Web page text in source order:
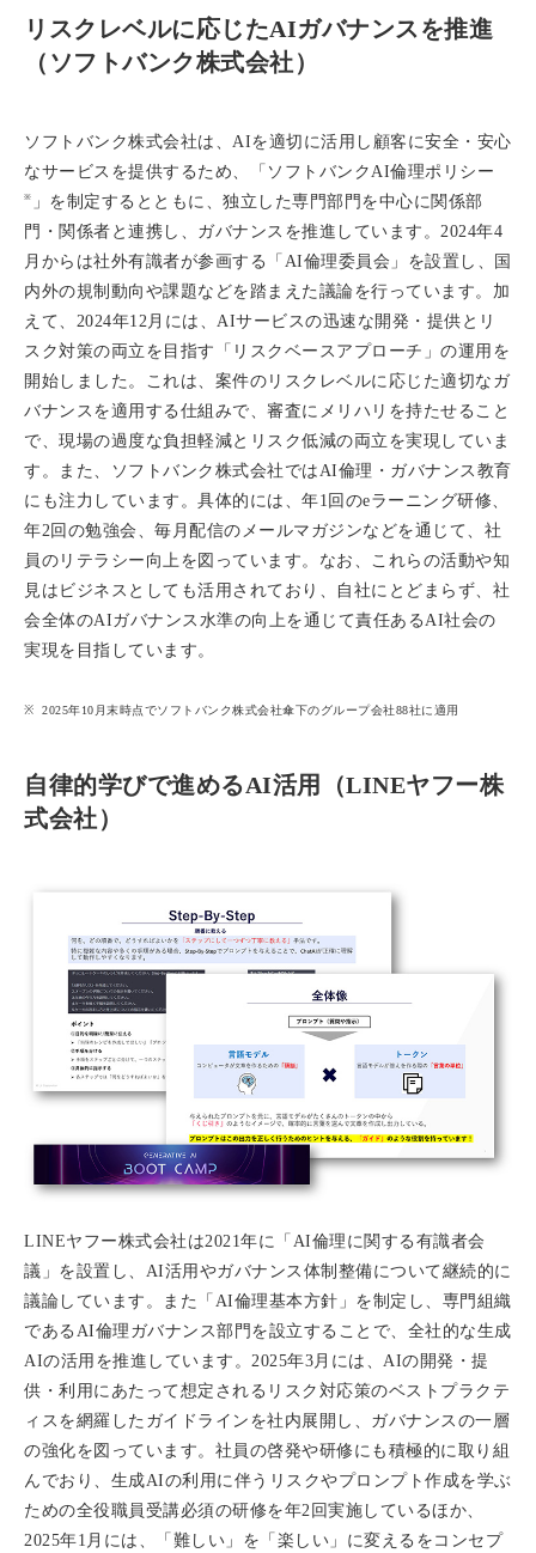
リスクレベルに応じたAIガバナンスを推進
（ソフトバンク株式会社）
ソフトバンク株式会社は、AIを適切に活用し顧客に安全・安心
なサービスを提供するため、「ソフトバンクAI倫理ポリシー
※
」を制定するとともに、独立した専門部門を中心に関係部
門・関係者と連携し、ガバナンスを推進しています。2024年4
月からは社外有識者が参画する「AI倫理委員会」を設置し、国
内外の規制動向や課題などを踏まえた議論を行っています。加
えて、2024年12月には、AIサービスの迅速な開発・提供とリ
スク対策の両立を目指す「リスクベースアプローチ」の運用を
開始しました。これは、案件のリスクレベルに応じた適切なガ
バナンスを適用する仕組みで、審査にメリハリを持たせること
で、現場の過度な負担軽減とリスク低減の両立を実現していま
す。また、ソフトバンク株式会社ではAI倫理・ガバナンス教育
にも注力しています。具体的には、年1回のeラーニング研修、
年2回の勉強会、毎月配信のメールマガジンなどを通じて、社
員のリテラシー向上を図っています。なお、これらの活動や知
見はビジネスとしても活用されており、自社にとどまらず、社
会全体のAIガバナンス水準の向上を通じて責任あるAI社会の
実現を目指しています。
2025年10月末時点でソフトバンク株式会社傘下のグループ会社88社に適用
自律的学びで進めるAI活用（LINEヤフー株
式会社）
LINEヤフー株式会社は2021年に「AI倫理に関する有識者会
議」を設置し、AI活用やガバナンス体制整備について継続的に
議論しています。また「AI倫理基本方針」を制定し、専門組織
であるAI倫理ガバナンス部門を設立することで、全社的な生成
AIの活用を推進しています。2025年3月には、AIの開発・提
供・利用にあたって想定されるリスク対応策のベストプラクテ
ィスを網羅したガイドラインを社内展開し、ガバナンスの一層
の強化を図っています。社員の啓発や研修にも積極的に取り組
んでおり、生成AIの利用に伴うリスクやプロンプト作成を学ぶ
ための全役職員受講必須の研修を年2回実施しているほか、
2025年1月には、「難しい」を「楽しい」に変えるをコンセプ